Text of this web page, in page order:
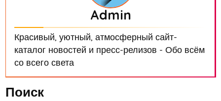
Admin
Красивый, уютный, атмосферный сайт-
каталог новостей и пресс-релизов - Обо всём
со всего света
Поиск